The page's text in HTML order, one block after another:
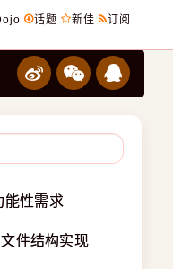
话题 新佳 订阅
能性需求
件结构实现